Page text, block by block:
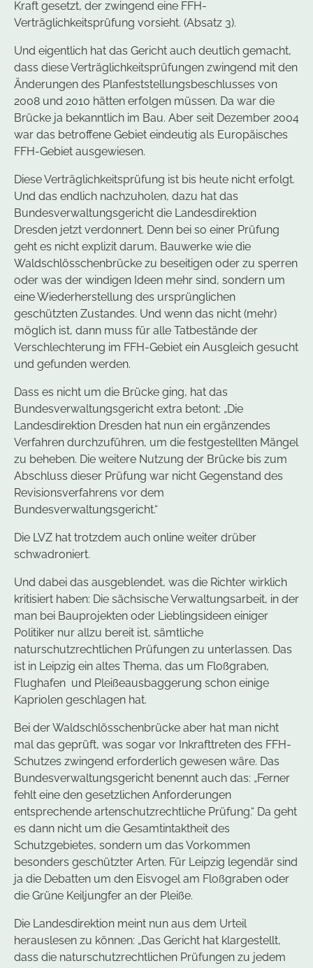
Kraft gesetzt, der zwingend eine FFH-
Verträglichkeitsprüfung vorsieht. (Absatz 3).
Und eigentlich hat das Gericht auch deutlich gemacht,
dass diese Verträglichkeitsprüfungen zwingend mit den
Änderungen des Planfeststellungsbeschlusses von
2008 und 2010 hätten erfolgen müssen. Da war die
Brücke ja bekanntlich im Bau. Aber seit Dezember 2004
war das betroffene Gebiet eindeutig als Europäisches
FFH-Gebiet ausgewiesen.
Diese Verträglichkeitsprüfung ist bis heute nicht erfolgt.
Und das endlich nachzuholen, dazu hat das
Bundesverwaltungsgericht die Landesdirektion
Dresden jetzt verdonnert. Denn bei so einer Prüfung
geht es nicht explizit darum, Bauwerke wie die
Waldschlösschenbrücke zu beseitigen oder zu sperren
oder was der windigen Ideen mehr sind, sondern um
eine Wiederherstellung des ursprünglichen
geschützten Zustandes. Und wenn das nicht (mehr)
möglich ist, dann muss für alle Tatbestände der
Verschlechterung im FFH-Gebiet ein Ausgleich gesucht
und gefunden werden.
Dass es nicht um die Brücke ging, hat das
Bundesverwaltungsgericht extra betont: „Die
Landesdirektion Dresden hat nun ein ergänzendes
Verfahren durchzuführen, um die festgestellten Mängel
zu beheben. Die weitere Nutzung der Brücke bis zum
Abschluss dieser Prüfung war nicht Gegenstand des
Revisionsverfahrens vor dem
Bundesverwaltungsgericht.“
Die LVZ hat trotzdem auch online weiter drüber
schwadroniert.
Und dabei das ausgeblendet, was die Richter wirklich
kritisiert haben: Die sächsische Verwaltungsarbeit, in der
man bei Bauprojekten oder Lieblingsideen einiger
Politiker nur allzu bereit ist, sämtliche
naturschutzrechtlichen Prüfungen zu unterlassen. Das
ist in Leipzig ein altes Thema, das um Floßgraben,
Flughafen und Pleißeausbaggerung schon einige
Kapriolen geschlagen hat.
Bei der Waldschlösschenbrücke aber hat man nicht
mal das geprüft, was sogar vor Inkrafttreten des FFH-
Schutzes zwingend erforderlich gewesen wäre. Das
Bundesverwaltungsgericht benennt auch das: „Ferner
fehlt eine den gesetzlichen Anforderungen
entsprechende artenschutzrechtliche Prüfung.“ Da geht
es dann nicht um die Gesamtintaktheit des
Schutzgebietes, sondern um das Vorkommen
besonders geschützter Arten. Für Leipzig legendär sind
ja die Debatten um den Eisvogel am Floßgraben oder
die Grüne Keiljungfer an der Pleiße.
Die Landesdirektion meint nun aus dem Urteil
herauslesen zu können: „Das Gericht hat klargestellt,
dass die naturschutzrechtlichen Prüfungen zu jedem